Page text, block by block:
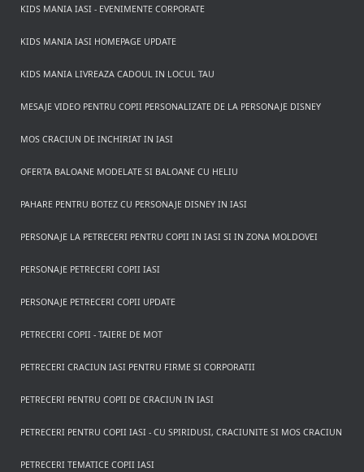
KIDS MANIA IASI - EVENIMENTE CORPORATE
KIDS MANIA IASI HOMEPAGE UPDATE
KIDS MANIA LIVREAZA CADOUL IN LOCUL TAU
MESAJE VIDEO PENTRU COPII PERSONALIZATE DE LA PERSONAJE DISNEY
MOS CRACIUN DE INCHIRIAT IN IASI
OFERTA BALOANE MODELATE SI BALOANE CU HELIU
PAHARE PENTRU BOTEZ CU PERSONAJE DISNEY IN IASI
PERSONAJE LA PETRECERI PENTRU COPII IN IASI SI IN ZONA MOLDOVEI
PERSONAJE PETRECERI COPII IASI
PERSONAJE PETRECERI COPII UPDATE
PETRECERI COPII - TAIERE DE MOT
PETRECERI CRACIUN IASI PENTRU FIRME SI CORPORATII
PETRECERI PENTRU COPII DE CRACIUN IN IASI
PETRECERI PENTRU COPII IASI - CU SPIRIDUSI, CRACIUNITE SI MOS CRACIUN
PETRECERI TEMATICE COPII IASI